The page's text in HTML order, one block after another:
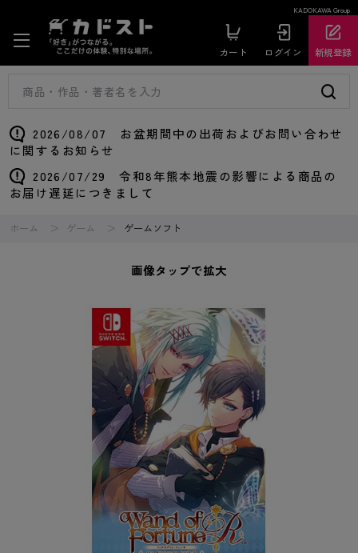
KADOKAWA Group
カート ログイン 新規登録
2026/08/07 お盆期間中の出荷およびお問い合わせ
に関するお知らせ
2026/07/29 令和8年熊本地震の影響による商品の
お届け遅延につきまして
ホーム ゲーム ゲームソフト
画像タップで拡大